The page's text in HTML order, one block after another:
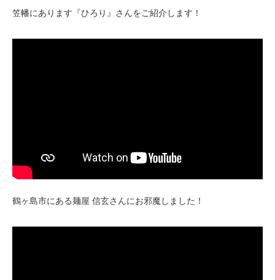
笠幡にあります『ひろり』さんをご紹介します！
鶴ヶ島市にある麺屋 信玄さんにお邪魔しました！